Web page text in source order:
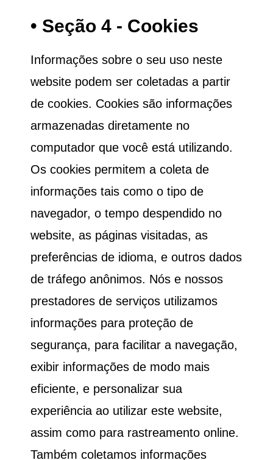
• Seção 4 - Cookies
Informações sobre o seu uso neste
website podem ser coletadas a partir
de cookies. Cookies são informações
armazenadas diretamente no
computador que você está utilizando.
Os cookies permitem a coleta de
informações tais como o tipo de
navegador, o tempo despendido no
website, as páginas visitadas, as
preferências de idioma, e outros dados
de tráfego anônimos. Nós e nossos
prestadores de serviços utilizamos
informações para proteção de
segurança, para facilitar a navegação,
exibir informações de modo mais
eficiente, e personalizar sua
experiência ao utilizar este website,
assim como para rastreamento online.
Também coletamos informações